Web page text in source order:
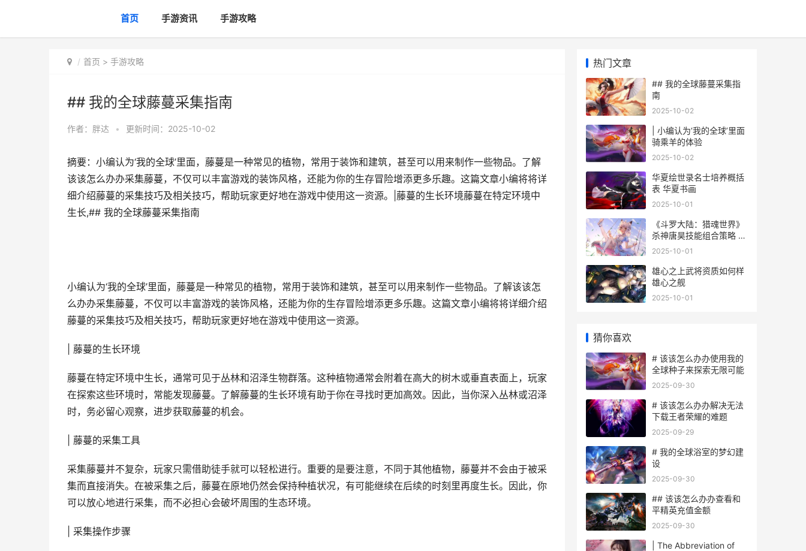
首页 手游资讯 手游攻略
首页 > 手游攻略
## 我的全球藤蔓采集指南
作者： 胖达 • 更新时间：2025-10-02
摘要：小编认为‘我的全球’里面，藤蔓是一种常见的植物，常用于装饰和建筑，甚至可以用来制作一些物品。了解
该该怎么办办采集藤蔓，不仅可以丰富游戏的装饰风格，还能为你的生存冒险增添更多乐趣。这篇文章小编将将详
细介绍藤蔓的采集技巧及相关技巧，帮助玩家更好地在游戏中使用这一资源。|藤蔓的生长环境藤蔓在特定环境中
生长,## 我的全球藤蔓采集指南
小编认为‘我的全球’里面，藤蔓是一种常见的植物，常用于装饰和建筑，甚至可以用来制作一些物品。了解该该怎
么办办采集藤蔓，不仅可以丰富游戏的装饰风格，还能为你的生存冒险增添更多乐趣。这篇文章小编将将详细介绍
藤蔓的采集技巧及相关技巧，帮助玩家更好地在游戏中使用这一资源。
| 藤蔓的生长环境
藤蔓在特定环境中生长，通常可见于丛林和沼泽生物群落。这种植物通常会附着在高大的树木或垂直表面上，玩家
在探索这些环境时，常能发现藤蔓。了解藤蔓的生长环境有助于你在寻找时更加高效。因此，当你深入丛林或沼泽
时，务必留心观察，进步获取藤蔓的机会。
| 藤蔓的采集工具
采集藤蔓并不复杂，玩家只需借助徒手就可以轻松进行。重要的是要注意，不同于其他植物，藤蔓并不会由于被采
集而直接消失。在被采集之后，藤蔓在原地仍然会保持种植状况，有可能继续在后续的时刻里再度生长。因此，你
可以放心地进行采集，而不必担心会破坏周围的生态环境。
| 采集操作步骤
热门文章
## 我的全球藤蔓采集指
南
2025-10-02
| 小编认为‘我的全球’里面
骑乘羊的体验
2025-10-02
华夏绘世录名士培养概括
表 华夏书画
2025-10-01
《斗罗大陆：猎魂世界》
杀神唐昊技能组合策略 斗
罗大陆猎魂世界
2025-10-01
雄心之上武将资质如何样
雄心之舰
2025-10-01
猜你喜欢
# 该该怎么办办使用我的
全球种子来探索无限可能
2025-09-30
# 该该怎么办办解决无法
下载王者荣耀的难题
2025-09-29
# 我的全球浴室的梦幻建
设
2025-09-30
## 该该怎么办办查看和
平精英充值金额
2025-09-30
| The Abbreviation of